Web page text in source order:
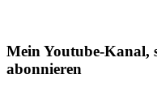
Mein Youtube-Kanal,
abonnieren